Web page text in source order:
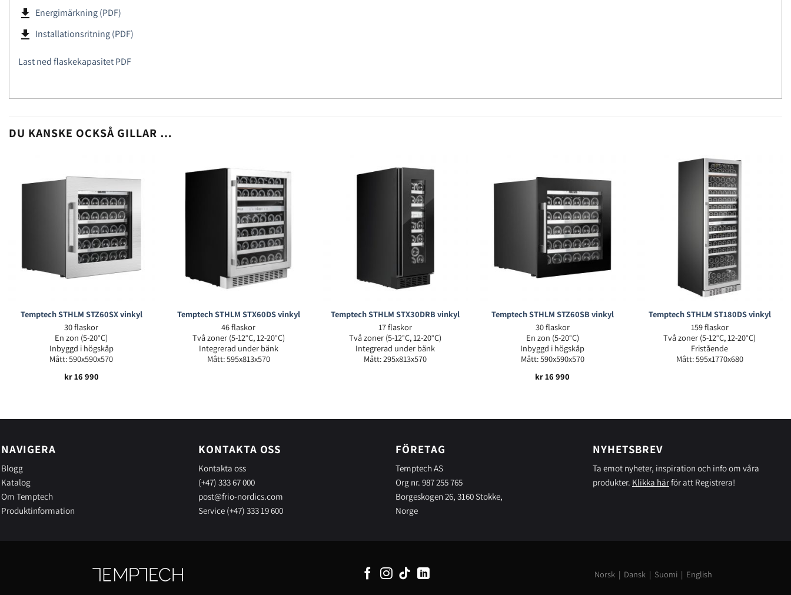
file_download Energimärkning (PDF)
file_download Installationsritning (PDF)
Last ned flaskekapasitet PDF
DU KANSKE OCKSÅ GILLAR …
Temptech STHLM STZ60SX vinkyl
30 flaskor
En zon (5-20°C)
Inbyggd i högskåp
Mått: 590x590x570
kr16 990
Temptech STHLM STX60DS vinkyl
46 flaskor
Två zoner (5-12°C, 12-20°C)
Integrerad under bänk
Mått: 595x813x570
Temptech STHLM STX30DRB vinkyl
17 flaskor
Två zoner (5-12°C, 12-20°C)
Integrerad under bänk
Mått: 295x813x570
Temptech STHLM STZ60SB vinkyl
30 flaskor
En zon (5-20°C)
Inbyggd i högskåp
Mått: 590x590x570
kr16 990
Temptech STHLM ST180DS vinkyl
159 flaskor
Två zoner (5-12°C, 12-20°C)
Fristående
Mått: 595x1770x680
NAVIGERA
Blogg
Katalog
Om Temptech
Produktinformation
KONTAKTA OSS
Kontakta oss
(+47) 333 67 000
post@frio-nordics.com
Service (+47) 333 19 600
FÖRETAG
Temptech AS
Org nr. 987 255 765
Borgeskogen 26, 3160 Stokke,
Norge
NYHETSBREV
Ta emot nyheter, inspiration och info om våra
produkter. Klikka härför att Registrera!
Norsk | Dansk | Suomi | English